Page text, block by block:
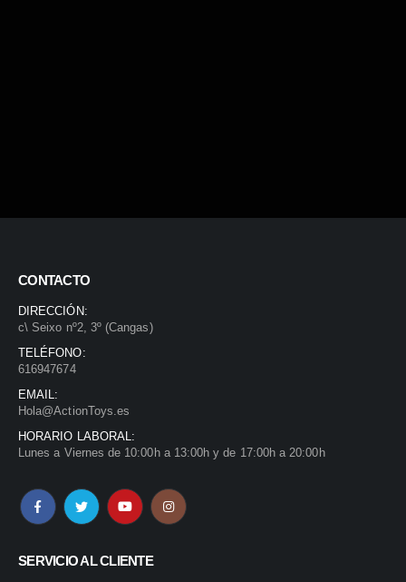
CONTACTO
DIRECCIÓN:
c\ Seixo nº2, 3º (Cangas)
TELÉFONO:
616947674
EMAIL:
Hola@ActionToys.es
HORARIO LABORAL:
Lunes a Viernes de 10:00h a 13:00h y de 17:00h a 20:00h
SERVICIO AL CLIENTE